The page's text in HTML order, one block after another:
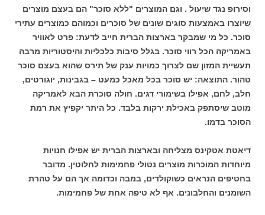
וסירופ נגד שיעול . וגם המוצרים "ללא סוכר" הם בעצם מוצרים
שיוצרו באמצעות סוגים שונים של סוכרים וכמוהם כמוצרים עתירי
סוכר. כל מי שמבקר בארצות הברית חייב לדעת: פרט לאוויר
באמריקה הכל רווי סוכר. בגלל סיבות כלכליות והיסטוריות מרבה
תעשיית המזון שם לצרוך כמויות ענק של תירס שהוא בעצם סוכר
טהור. התוצאה: יש סוכר בכל מאכל כמעט – בגבינות, יוגורטים,
חלב, לחם, אפילו בשימורי דגים. חולה סוכרת הבא לאמריקה
מוטב שיסתפק באכילת ירקות בלבד. כל היתר יקפיץ את רמת
הסוכר בדמו.
דיאטת אטקינס מצליחה ובארצות הברית יש אפילו חנויות
מיוחדות המוכרות מוצרים נטולי פחמימות לחלוטין. מדובר
בחטיפים הנראים כשוקולדים, במבה וכדומה אך הם על טהרת
השומנים והחלבונים. אף לא טיפה אחת של פחמימות.